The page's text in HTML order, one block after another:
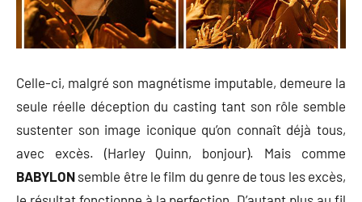
Celle-ci, malgré son magnétisme imputable, demeure la
seule réelle déception du casting tant son rôle semble
sustenter son image iconique qu’on connaît déjà tous,
avec excès. (Harley Quinn, bonjour). Mais comme
BABYLON semble être le film du genre de tous les excès,